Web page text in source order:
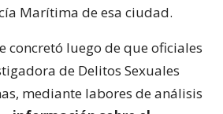
Marítima de esa ciudad.
concretó luego de que oficiales
de Delitos Sexuales
mediante labores de análisis